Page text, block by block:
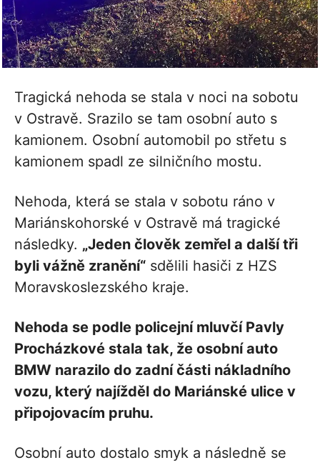
Tragická nehoda se stala v noci na sobotu
v Ostravě. Srazilo se tam osobní auto s
kamionem. Osobní automobil po střetu s
kamionem spadl ze silničního mostu.
Nehoda, která se stala v sobotu ráno v
Mariánskohorské v Ostravě má tragické
následky. „Jeden člověk zemřel a další tři
byli vážně zranění“ sdělili hasiči z HZS
Moravskoslezského kraje.
Nehoda se podle policejní mluvčí Pavly
Procházkové stala tak, že osobní auto
BMW narazilo do zadní části nákladního
vozu, který najížděl do Mariánské ulice v
připojovacím pruhu.
Osobní auto dostalo smyk a následně se